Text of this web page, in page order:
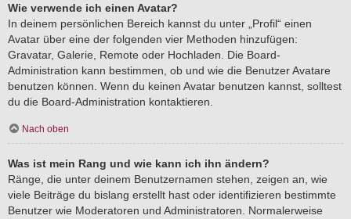
Wie verwende ich einen Avatar?
In deinem persönlichen Bereich kannst du unter „Profil“ einen
Avatar über eine der folgenden vier Methoden hinzufügen:
Gravatar, Galerie, Remote oder Hochladen. Die Board-
Administration kann bestimmen, ob und wie die Benutzer Avatare
benutzen können. Wenn du keinen Avatar benutzen kannst, solltest
du die Board-Administration kontaktieren.
Nach oben
Was ist mein Rang und wie kann ich ihn ändern?
Ränge, die unter deinem Benutzernamen stehen, zeigen an, wie
viele Beiträge du bislang erstellt hast oder identifizieren bestimmte
Benutzer wie Moderatoren und Administratoren. Normalerweise